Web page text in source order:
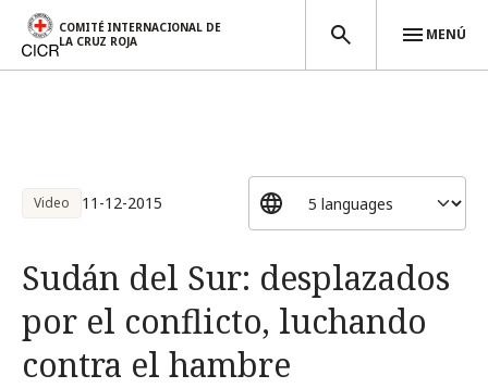
COMITÉ INTERNACIONAL DE
LA CRUZ ROJA
MENÚ
Video 11-12-2015
Sudán del Sur: desplazados
por el conflicto, luchando
contra el hambre